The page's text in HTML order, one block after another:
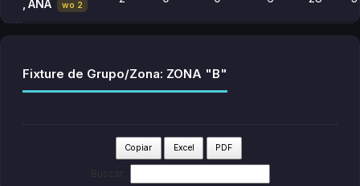
, ANA
wo 2
Fixture de Grupo/Zona: ZONA "B"
Copiar Excel PDF